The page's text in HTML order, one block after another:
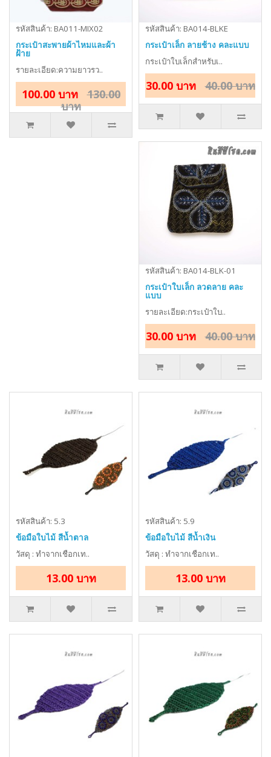
รหัสสินค้า: BA011-MIX02
กระเป๋าสะพายผ้าไหมและผ้า
ฝ้าย
รายละเอียด:ความยาวรว..
100.00 บาท
130.00
บาท
รหัสสินค้า: BA014-BLKE
กระเป๋าเล็ก ลายช้าง คละแบบ
กระเป๋าใบเล็กสำหรับเ..
30.00 บาท 40.00 บาท
รหัสสินค้า: BA014-BLK-01
กระเป๋าใบเล็ก ลวดลาย คละ
แบบ
รายละเอียด:กระเป๋าใบ..
30.00 บาท 40.00 บาท
รหัสสินค้า: 5.3
ข้อมือใบไม้ สีน้ำตาล
วัสดุ : ทำจากเชือกเท..
13.00 บาท
รหัสสินค้า: 5.9
ข้อมือใบไม้ สีน้ำเงิน
วัสดุ : ทำจากเชือกเท..
13.00 บาท